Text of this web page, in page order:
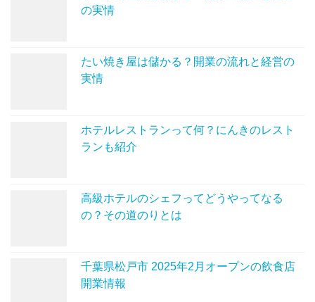
の実情
たい焼き屋は儲かる？開業の流れと経営の
実情
ホテルレストランって何？にんきのレスト
ランも紹介
高級ホテルのシェフってどうやってなる
の？その道のりとは
千葉県松戸市 2025年2月オープンの飲食店
開業情報